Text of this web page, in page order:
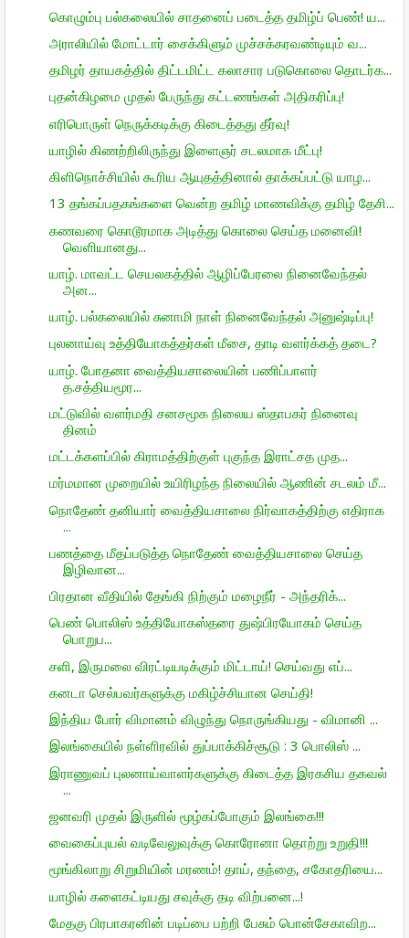
கொழும்பு பல்கலையில் சாதனைப் படைத்த தமிழ்ப் பெண்! ய...
அராலியில் மோட்டார் சைக்கிளும் முச்சக்கரவண்டியும் வ...
தமிழர் தாயகத்தில் திட்டமிட்ட கலாசார படுகொலை தொடர்க...
புதன்கிழமை முதல் பேருந்து கட்டணங்கள் அதிகரிப்பு!
எரிபொருள் நெருக்கடிக்கு கிடைத்தது தீர்வு!
யாழில் கிணற்றிலிருந்து இளைஞர் சடலமாக மீட்பு!
கிளிநொச்சியில் கூரிய ஆயுதத்தினால் தாக்கப்பட்டு யாழ...
13 தங்கப்பதகங்களை வென்ற தமிழ் மாணவிக்கு தமிழ் தேசி...
கணவரை கொடூரமாக அடித்து கொலை செய்த மனைவி!
வெளியானது...
யாழ். மாவட்ட செயலகத்தில் ஆழிப்பேரலை நினைவேந்தல்
அன...
யாழ். பல்கலையில் சுனாமி நாள் நினைவேந்தல் அனுஷ்டிப்பு!
புலனாய்வு உத்தியோகத்தர்கள் மீசை, தாடி வளர்க்கத் தடை?
யாழ். போதனா வைத்தியசாலையின் பணிப்பாளர்
த.சத்தியமூர...
மட்டுவில் வளர்மதி சனசமூக நிலைய ஸ்தாபகர் நினைவு
தினம்
மட்டக்களப்பில் கிராமத்திற்குள் புகுந்த இராட்சத முத...
மர்மமான முறையில் உயிரிழந்த நிலையில் ஆணின் சடலம் மீ...
நொதேண் தனியார் வைத்தியசாலை நிர்வாகத்திற்கு எதிராக
...
பணத்தை மீதப்படுத்த நொதேண் வைத்தியசாலை செய்த
இழிவான...
பிரதான வீதியில் தேங்கி நிற்கும் மழைநீர் - அந்தரிக்...
பெண் பொலிஸ் உத்தியோகஸ்தரை துஷ்பிரயோகம் செய்த
பொறுப...
சளி, இருமலை விரட்டியடிக்கும் மிட்டாய்! செய்வது எப்...
கனடா செல்பவர்களுக்கு மகிழ்ச்சியான செய்தி!
இந்திய போர் விமானம் விழுந்து நொருங்கியது - விமானி ...
இலங்கையில் நள்ளிரவில் துப்பாக்கிச்சூடு : 3 பொலிஸ் ...
இராணுவப் புலனாய்வாளர்களுக்கு கிடைத்த இரகசிய தகவல்
...
ஜனவரி முதல் இருளில் மூழ்கப்போகும் இலங்கை!!!
வைகைப்புயல் வடிவேலுவுக்கு கொரோனா தொற்று உறுதி!!!
மூங்கிலாறு சிறுமியின் மரணம்! தாய், தந்தை, சகோதரியை...
யாழில் களைகட்டியது சவுக்கு தடி விற்பனை...!
மேதகு பிரபாகரனின் படிப்பை பற்றி பேசும் பொன்சேகாவிற...